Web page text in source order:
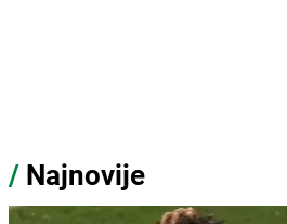
/ Najnovije